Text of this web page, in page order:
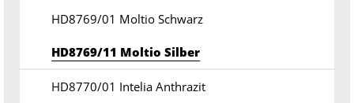
HD8769/01 Moltio Schwarz
HD8769/11 Moltio Silber
HD8770/01 Intelia Anthrazit